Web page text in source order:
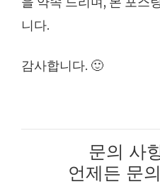
니다.
감사합니다. 🙂
문의 사
언제든 문